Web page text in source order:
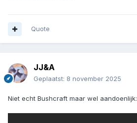
Quote
JJ&A
Geplaatst: 8 november 2025
Niet echt Bushcraft maar wel aandoenlijk: